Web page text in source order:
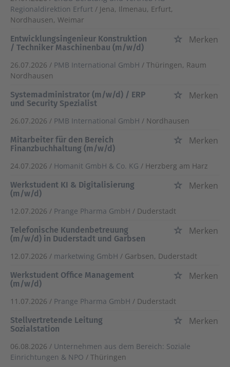
Regionaldirektion Erfurt / Jena, Ilmenau, Erfurt,
Nordhausen, Weimar
Entwicklungsingenieur Konstruktion
/ Techniker Maschinenbau (m/w/d)
Merken
26.07.2026 / PMB International GmbH / Thüringen, Raum
Nordhausen
Systemadministrator (m/w/d) / ERP
und Security Spezialist
Merken
26.07.2026 / PMB International GmbH / Nordhausen
Mitarbeiter für den Bereich
Finanzbuchhaltung (m/w/d)
Merken
24.07.2026 / Homanit GmbH & Co. KG / Herzberg am Harz
Werkstudent KI & Digitalisierung
(m/w/d)
Merken
12.07.2026 / Prange Pharma GmbH / Duderstadt
Telefonische Kundenbetreuung
(m/w/d) in Duderstadt und Garbsen
Merken
12.07.2026 / marketwing GmbH / Garbsen, Duderstadt
Werkstudent Office Management
(m/w/d)
Merken
11.07.2026 / Prange Pharma GmbH / Duderstadt
Stellvertretende Leitung
Sozialstation
Merken
06.08.2026 / Unternehmen aus dem Bereich: Soziale
Einrichtungen & NPO / Thüringen